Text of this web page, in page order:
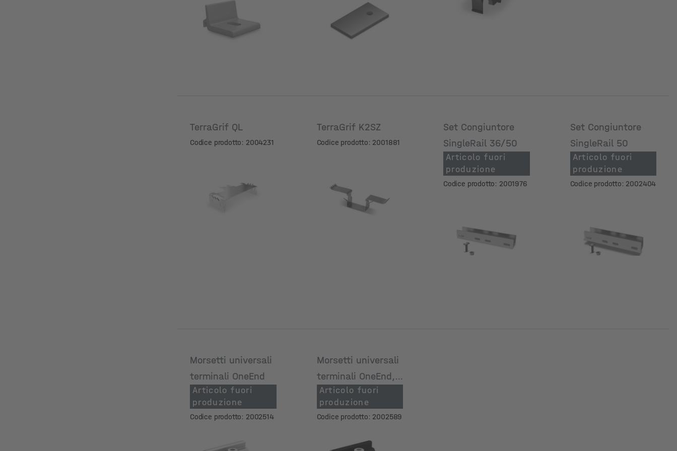
Diametro del foro Diametro del foro
TerraGrif QL
Codice prodotto: 2004231
TerraGrif K2SZ
Codice prodotto: 2001881
Set Congiuntore
SingleRail 36/50
Articolo fuori
produzione
Codice prodotto: 2001976
Set Congiuntore
SingleRail 50
Articolo fuori
produzione
Codice prodotto: 2002404
Morsetti universali
terminali OneEnd
Articolo fuori
produzione
Codice prodotto: 2002514
Morsetti universali
terminali OneEnd,
anodizzato nero
Articolo fuori
produzione
Codice prodotto: 2002589